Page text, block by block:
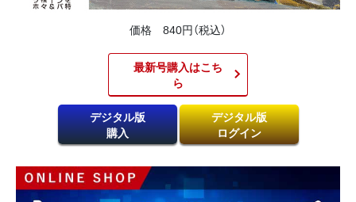
価格 840円（税込）
最新号購入はこち
ら​
デジタル版
購入
デジタル版
ログイン